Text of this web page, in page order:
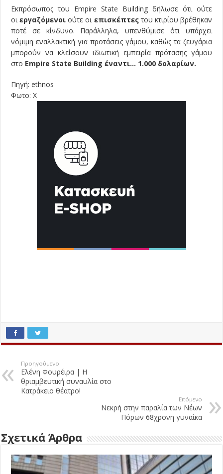
Εκπρόσωπος του Empire State Building δήλωσε ότι ούτε
οιεργαζόμενοι ούτε οι επισκέπτεςτου κτιρίου βρέθηκαν
ποτέ σε κίνδυνο. Παράλληλα, υπενθύμισε ότι υπάρχει
νόμιμη εναλλακτική για προτάσεις γάμου, καθώς τα ζευγάρια
μπορούν να κλείσουν ιδιωτική εμπειρία πρότασης γάμου
στο Empire State Building έναντι… 1.000 δολαρίων.
Πηγή: ethnos
Φωτο: Χ
Προηγούμενο
Ελένη Φουρέιρα | H
θριαμβευτική συναυλία στο
Κατράκειο θέατρο!
Επόμενο
Νεκρή στην παραλία των Νέων
Πόρων 68χρονη γυναίκα
Σχετικά Άρθρα